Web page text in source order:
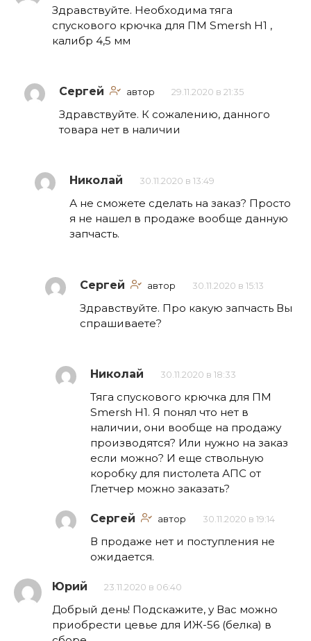
Здравствуйте. Необходима тяга
спускового крючка для ПМ Smersh H1 ,
калибр 4,5 мм
Сергей автор 29.11.2020 в 21:35
Здравствуйте. К сожалению, данного
товара нет в наличии
Николай 30.11.2020 в 13:49
А не сможете сделать на заказ? Просто
я не нашел в продаже вообще данную
запчасть.
Сергей автор 30.11.2020 в 15:13
Здравствуйте. Про какую запчасть Вы
спрашиваете?
Николай 30.11.2020 в 18:33
Тяга спускового крючка для ПМ
Smersh H1. Я понял что нет в
наличии, они вообще на продажу
производятся? Или нужно на заказ
если можно? И еще ствольную
коробку для пистолета АПС от
Глетчер можно заказать?
Сергей автор 30.11.2020 в 19:14
В продаже нет и поступления не
ожидается.
Юрий 23.11.2020 в 06:40
Добрый день! Подскажите, у Вас можно
приобрести цевье для ИЖ-56 (белка) в